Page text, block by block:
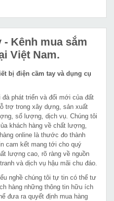
- Kênh mua sắm
Việt Nam.
bị điện cầm tay và dụng cụ
phát triển và đổi mới của đất
trợ trong xây dựng, sản xuất
số lượng, dịch vụ. Chúng tôi
khách hàng về chất lượng,
online là thước đo thành
cam kết mang tới cho quý
lượng cao, rõ ràng về nguồn
và dịch vụ hậu mãi chu đáo.
nghề chúng tôi tự tin có thể tư
hàng những thông tin hữu ích
đưa ra quyết định mua hàng